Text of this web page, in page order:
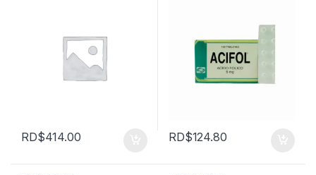
RD$414.00 RD$124.80